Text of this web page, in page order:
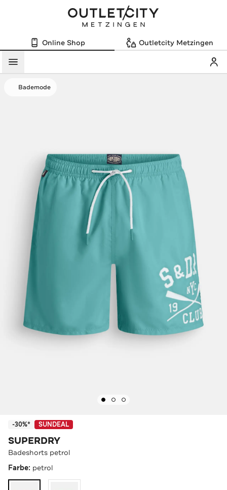
Online Shop Outletcity Metzingen
Menü
Bademode
-30%* SUNDEAL
SUPERDRY
Badeshorts petrol
Farbe: petrol